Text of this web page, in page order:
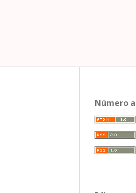
Número